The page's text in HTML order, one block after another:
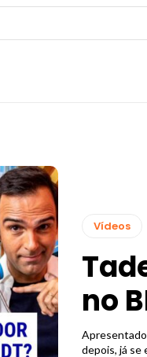
Vídeos
no
depois, já se